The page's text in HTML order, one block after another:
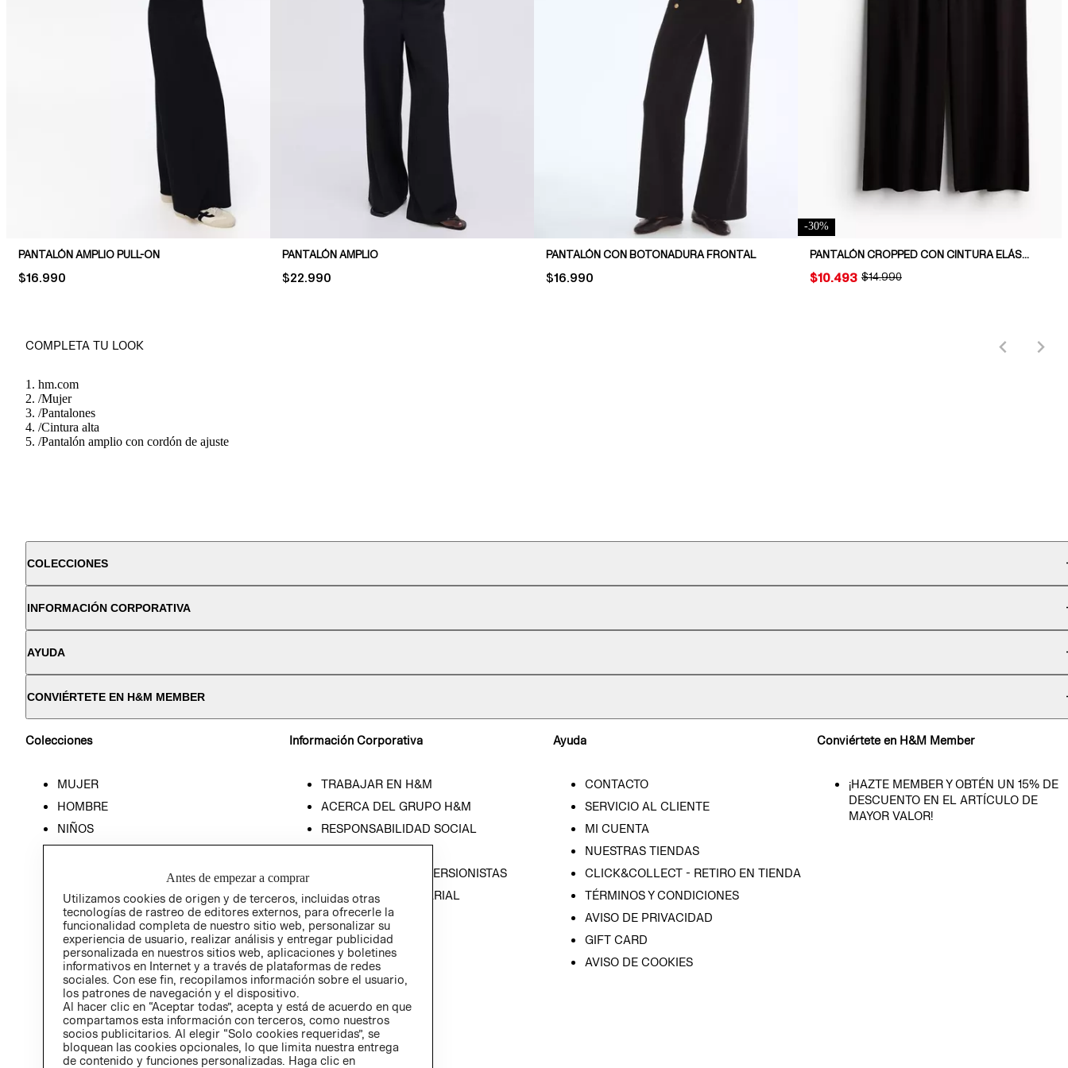
PANTALÓN AMPLIO PULL-ON
PRICE:
$16.990
PANTALÓN AMPLIO
PRICE:
$22.990
PANTALÓN CON BOTONADURA FRONTAL
PRICE:
$16.990
-30%
PANTALÓN CROPPED CON CINTURA ELÁSTICA
ORIGINAL PRICE:
$14.990
PRICE:
$10.493
COMPLETA TU LOOK
hm.com
/Mujer
/Pantalones
/Cintura alta
/Pantalón amplio con cordón de ajuste
COLECCIONES
INFORMACIÓN CORPORATIVA
AYUDA
CONVIÉRTETE EN H&M MEMBER
Colecciones
MUJER
HOMBRE
NIÑOS
Información Corporativa
TRABAJAR EN H&M
ACERCA DEL GRUPO H&M
RESPONSABILIDAD SOCIAL
RELACIÓN CON INVERSIONISTAS
POLÍTICA EMPRESARIAL
Ayuda
CONTACTO
SERVICIO AL CLIENTE
MI CUENTA
NUESTRAS TIENDAS
CLICK&COLLECT - RETIRO EN TIENDA
TÉRMINOS Y CONDICIONES
AVISO DE PRIVACIDAD
GIFT CARD
AVISO DE COOKIES
Conviértete en H&M Member
¡HAZTE MEMBER Y OBTÉN UN 15% DE
DESCUENTO EN EL ARTÍCULO DE
MAYOR VALOR!
Antes de empezar a comprar
Utilizamos cookies de origen y de terceros, incluidas otras
tecnologías de rastreo de editores externos, para ofrecerle la
funcionalidad completa de nuestro sitio web, personalizar su
experiencia de usuario, realizar análisis y entregar publicidad
personalizada en nuestros sitios web, aplicaciones y boletines
informativos en Internet y a través de plataformas de redes
sociales. Con ese fin, recopilamos información sobre el usuario,
los patrones de navegación y el dispositivo.
Al hacer clic en “Aceptar todas”, acepta y está de acuerdo en que
compartamos esta información con terceros, como nuestros
socios publicitarios. Al elegir “Solo cookies requeridas”, se
bloquean las cookies opcionales, lo que limita nuestra entrega
de contenido y funciones personalizadas. Haga clic en